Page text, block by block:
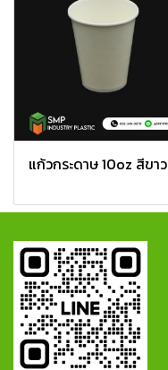
แก้วกระดาษ 10oz สีขาว